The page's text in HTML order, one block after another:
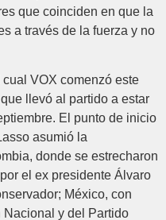
que coinciden en que la
a través de la fuerza y no
VOX comenzó este
llevó al partido a estar
El punto de inicio
asumió la
donde se estrecharon
el ex presidente Álvaro
México, con
y del Partido